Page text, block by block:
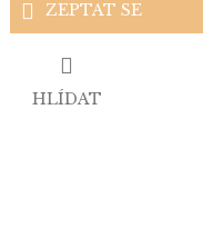
ZEPTAT SE
HLÍDAT